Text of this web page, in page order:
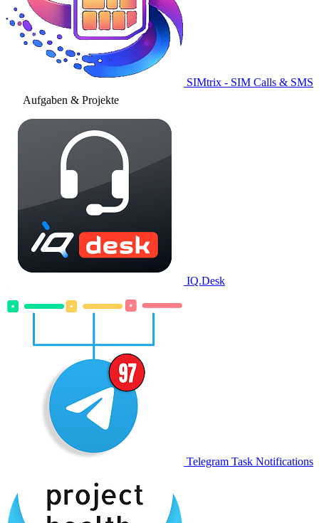
SIMtrix - SIM Calls & SMS
Aufgaben & Projekte
IQ.Desk
Telegram Task Notifications